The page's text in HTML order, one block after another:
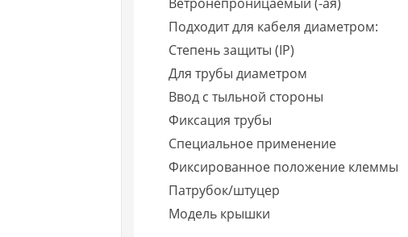
Подходит для кабеля диаметром:
Степень защиты (IP)
Для трубы диаметром
Ввод с тыльной стороны
Фиксация трубы
Специальное применение
Фиксированное положение клеммы
Патрубок/штуцер
Модель крышки